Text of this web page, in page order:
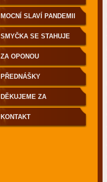
MOCNÍ SLAVÍ PANDEMII
SMYČKA SE STAHUJE
ZA OPONOU
PŘEDNÁŠKY
DĚKUJEME ZA
PODPORU
KONTAKT